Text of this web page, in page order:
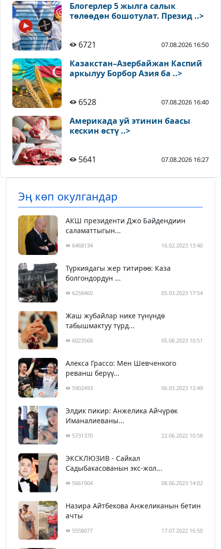
Блогерлер 5 жылга салык
төлөөдөн бошотулат. Презид ..>
6721 07.08.2026 16:50
Казакстан–Азербайжан Каспий
аркылуу Борбор Азия ба ..>
6528 07.08.2026 16:40
Америкада уй этинин баасы
кескин өстү ..>
5641 07.08.2026 16:27
Эң көп окулгандар
АКШ президенти Джо Байдендиин
саламаттыгын...
6468134 16.02.2023 13:40
Түркиядагы жер титирөө: Каза
болгондордун ...
6258460 05.03.2023 17:54
Жаш жубайлар нике түнүндө
табышмактуу түрд...
6023568 05.06.2023 10:51
Алекса Грассо: Мен Шевченкого
реванш берүү...
5902493 06.03.2023 12:49
Элдик пикир: Анжелика Айчүрөк
Иманалиеваны...
5731370 22.06.2022 10:58
ЭКСКЛЮЗИВ - Сайкал
Садыбакасованын экс-жол...
5661904 08.06.2023 14:02
Назира Айтбекова Анжеликанын бетин
ачты
5558077 17.07.2022 16:50